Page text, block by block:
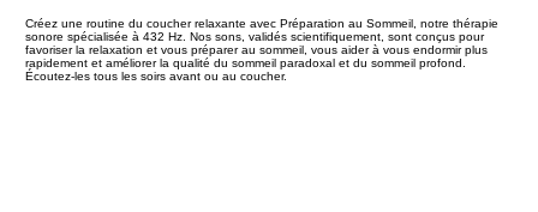
Créez une routine du coucher relaxante avec Préparation au Sommeil, notre thérapie
sonore spécialisée à 432 Hz. Nos sons, validés scientifiquement, sont conçus pour
favoriser la relaxation et vous préparer au sommeil, vous aider à vous endormir plus
rapidement et améliorer la qualité du sommeil paradoxal et du sommeil profond.
Écoutez-les tous les soirs avant ou au coucher.